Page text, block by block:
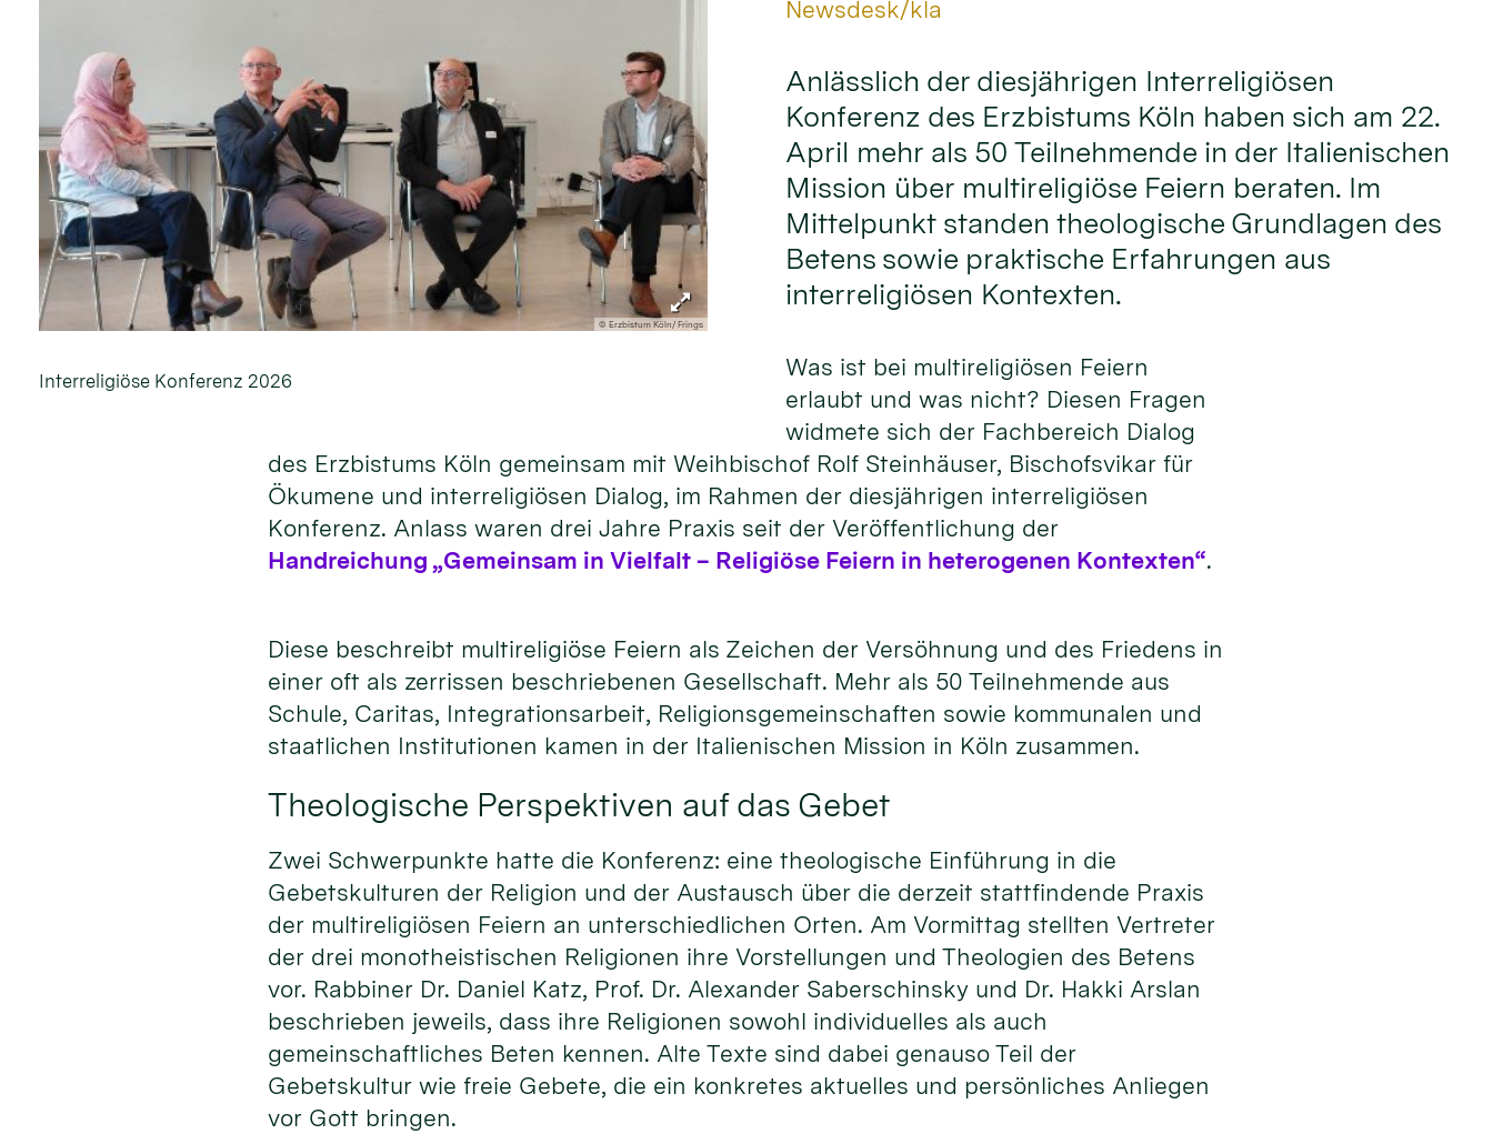
© Erzbistum Köln/ Frings
Interreligiöse Konferenz 2026
Von:
Newsdesk/kla
Anlässlich der diesjährigen Interreligiösen
Konferenz des Erzbistums Köln haben sich am 22.
April mehr als 50 Teilnehmende in der Italienischen
Mission über multireligiöse Feiern beraten. Im
Mittelpunkt standen theologische Grundlagen des
Betens sowie praktische Erfahrungen aus
interreligiösen Kontexten.
Was ist bei multireligiösen Feiern
erlaubt und was nicht? Diesen Fragen
widmete sich der Fachbereich Dialog
des Erzbistums Köln gemeinsam mit Weihbischof Rolf Steinhäuser, Bischofsvikar für
Ökumene und interreligiösen Dialog, im Rahmen der diesjährigen interreligiösen
Konferenz. Anlass waren drei Jahre Praxis seit der Veröffentlichung der
Handreichung „Gemeinsam in Vielfalt – Religiöse Feiern in heterogenen Kontexten“.
Diese beschreibt multireligiöse Feiern als Zeichen der Versöhnung und des Friedens in
einer oft als zerrissen beschriebenen Gesellschaft. Mehr als 50 Teilnehmende aus
Schule, Caritas, Integrationsarbeit, Religionsgemeinschaften sowie kommunalen und
staatlichen Institutionen kamen in der Italienischen Mission in Köln zusammen.
Theologische Perspektiven auf das Gebet
Zwei Schwerpunkte hatte die Konferenz: eine theologische Einführung in die
Gebetskulturen der Religion und der Austausch über die derzeit stattfindende Praxis
der multireligiösen Feiern an unterschiedlichen Orten. Am Vormittag stellten Vertreter
der drei monotheistischen Religionen ihre Vorstellungen und Theologien des Betens
vor. Rabbiner Dr. Daniel Katz, Prof. Dr. Alexander Saberschinsky und Dr. Hakki Arslan
beschrieben jeweils, dass ihre Religionen sowohl individuelles als auch
gemeinschaftliches Beten kennen. Alte Texte sind dabei genauso Teil der
Gebetskultur wie freie Gebete, die ein konkretes aktuelles und persönliches Anliegen
vor Gott bringen.